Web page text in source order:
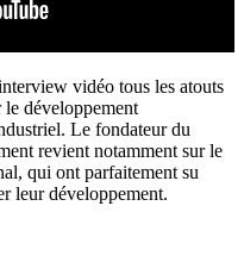
vidéo tous les atouts
le développement
Le fondateur du
revient notamment sur le
qui ont parfaitement su
leur développement.